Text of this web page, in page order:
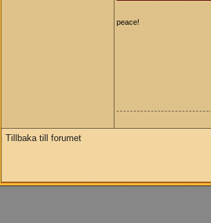
peace!
Tillbaka till forumet